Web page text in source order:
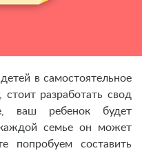
в самостоятельное
разработать свод
ваш ребенок будет
семье он может
попробуем составить